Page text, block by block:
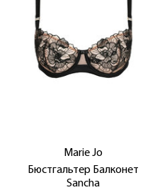
Marie Jo
Бюстгальтер Балконет
Sancha